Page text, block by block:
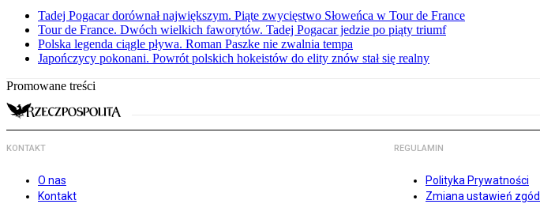
Tadej Pogacar dorównał największym. Piąte zwycięstwo Słoweńca w Tour de France
Tour de France. Dwóch wielkich faworytów. Tadej Pogacar jedzie po piąty triumf
Polska legenda ciągle pływa. Roman Paszke nie zwalnia tempa
Japończycy pokonani. Powrót polskich hokeistów do elity znów stał się realny
Promowane treści
KONTAKT
O nas
Kontakt
REGULAMIN
Polityka Prywatności
Zmiana ustawień zgód